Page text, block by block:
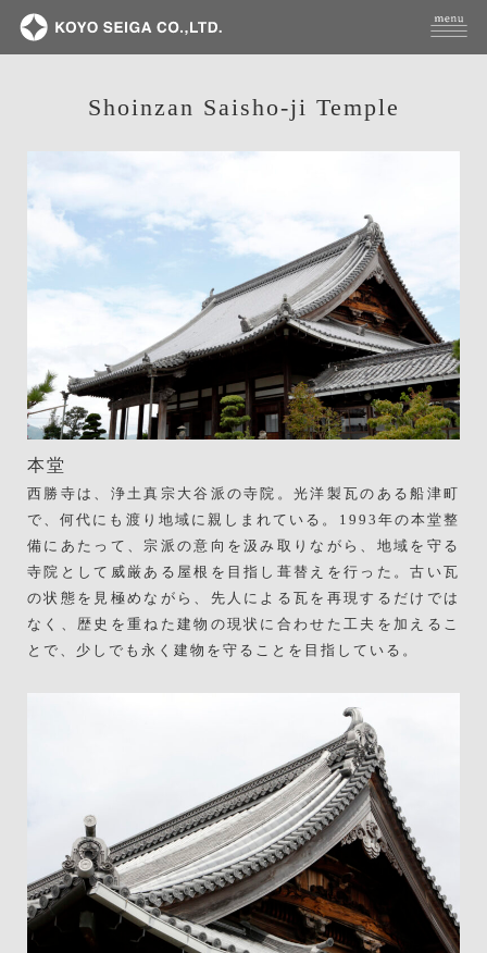
Shoinzan Saisho-ji Temple
本堂
西勝寺は、浄土真宗大谷派の寺院。光洋製瓦のある船津町
で、何代にも渡り地域に親しまれている。1993年の本堂整
備にあたって、宗派の意向を汲み取りながら、地域を守る
寺院として威厳ある屋根を目指し葺替えを行った。古い瓦
の状態を見極めながら、先人による瓦を再現するだけでは
なく、歴史を重ねた建物の現状に合わせた工夫を加えるこ
とで、少しでも永く建物を守ることを目指している。